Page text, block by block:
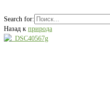
Search for:
Назад к природа